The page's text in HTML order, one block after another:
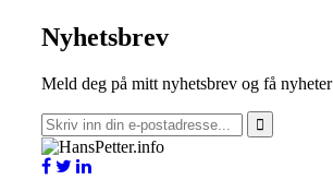
Nyhetsbrev
Meld deg på mitt nyhetsbrev og få